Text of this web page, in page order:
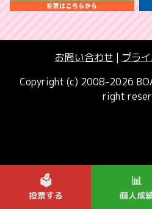
お問い合わせ | プラ
Copyright (c) 2008-2026
right
🗳️
投票する
📊
個人成